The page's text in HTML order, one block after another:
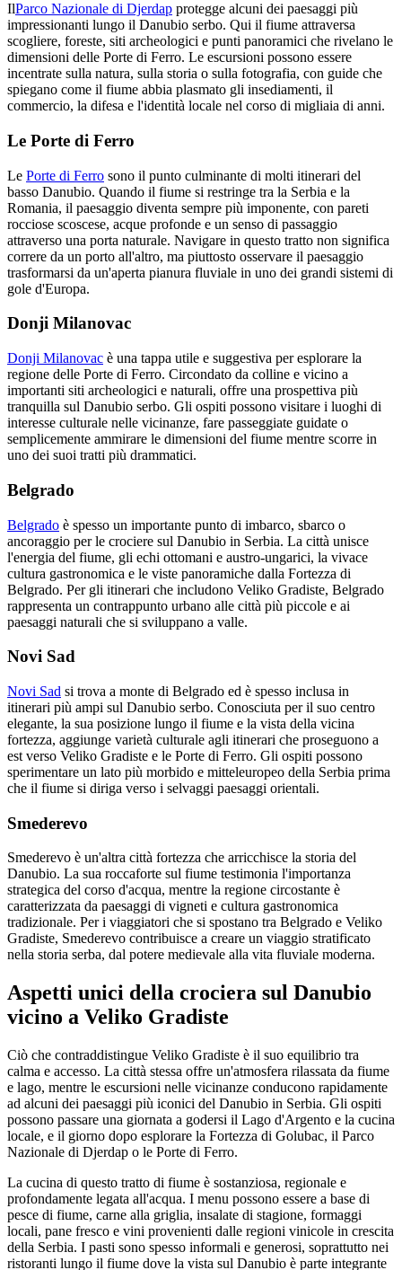
IlParco Nazionale di Djerdap protegge alcuni dei paesaggi più
impressionanti lungo il Danubio serbo. Qui il fiume attraversa
scogliere, foreste, siti archeologici e punti panoramici che rivelano le
dimensioni delle Porte di Ferro. Le escursioni possono essere
incentrate sulla natura, sulla storia o sulla fotografia, con guide che
spiegano come il fiume abbia plasmato gli insediamenti, il
commercio, la difesa e l'identità locale nel corso di migliaia di anni.
Le Porte di Ferro
Le Porte di Ferro sono il punto culminante di molti itinerari del
basso Danubio. Quando il fiume si restringe tra la Serbia e la
Romania, il paesaggio diventa sempre più imponente, con pareti
rocciose scoscese, acque profonde e un senso di passaggio
attraverso una porta naturale. Navigare in questo tratto non significa
correre da un porto all'altro, ma piuttosto osservare il paesaggio
trasformarsi da un'aperta pianura fluviale in uno dei grandi sistemi di
gole d'Europa.
Donji Milanovac
Donji Milanovac è una tappa utile e suggestiva per esplorare la
regione delle Porte di Ferro. Circondato da colline e vicino a
importanti siti archeologici e naturali, offre una prospettiva più
tranquilla sul Danubio serbo. Gli ospiti possono visitare i luoghi di
interesse culturale nelle vicinanze, fare passeggiate guidate o
semplicemente ammirare le dimensioni del fiume mentre scorre in
uno dei suoi tratti più drammatici.
Belgrado
Belgrado è spesso un importante punto di imbarco, sbarco o
ancoraggio per le crociere sul Danubio in Serbia. La città unisce
l'energia del fiume, gli echi ottomani e austro-ungarici, la vivace
cultura gastronomica e le viste panoramiche dalla Fortezza di
Belgrado. Per gli itinerari che includono Veliko Gradiste, Belgrado
rappresenta un contrappunto urbano alle città più piccole e ai
paesaggi naturali che si sviluppano a valle.
Novi Sad
Novi Sad si trova a monte di Belgrado ed è spesso inclusa in
itinerari più ampi sul Danubio serbo. Conosciuta per il suo centro
elegante, la sua posizione lungo il fiume e la vista della vicina
fortezza, aggiunge varietà culturale agli itinerari che proseguono a
est verso Veliko Gradiste e le Porte di Ferro. Gli ospiti possono
sperimentare un lato più morbido e mitteleuropeo della Serbia prima
che il fiume si diriga verso i selvaggi paesaggi orientali.
Smederevo
Smederevo è un'altra città fortezza che arricchisce la storia del
Danubio. La sua roccaforte sul fiume testimonia l'importanza
strategica del corso d'acqua, mentre la regione circostante è
caratterizzata da paesaggi di vigneti e cultura gastronomica
tradizionale. Per i viaggiatori che si spostano tra Belgrado e Veliko
Gradiste, Smederevo contribuisce a creare un viaggio stratificato
nella storia serba, dal potere medievale alla vita fluviale moderna.
Aspetti unici della crociera sul Danubio
vicino a Veliko Gradiste
Ciò che contraddistingue Veliko Gradiste è il suo equilibrio tra
calma e accesso. La città stessa offre un'atmosfera rilassata da fiume
e lago, mentre le escursioni nelle vicinanze conducono rapidamente
ad alcuni dei paesaggi più iconici del Danubio in Serbia. Gli ospiti
possono passare una giornata a godersi il Lago d'Argento e la cucina
locale, e il giorno dopo esplorare la Fortezza di Golubac, il Parco
Nazionale di Djerdap o le Porte di Ferro.
La cucina di questo tratto di fiume è sostanziosa, regionale e
profondamente legata all'acqua. I menu possono essere a base di
pesce di fiume, carne alla griglia, insalate di stagione, formaggi
locali, pane fresco e vini provenienti dalle regioni vinicole in crescita
della Serbia. I pasti sono spesso informali e generosi, soprattutto nei
ristoranti lungo il fiume dove la vista sul Danubio è parte integrante